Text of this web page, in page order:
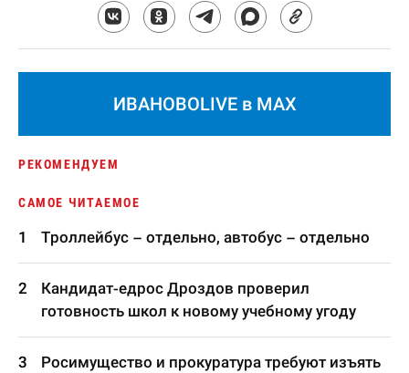
ИВАНОВОLIVE в MAX
РЕКОМЕНДУЕМ
САМОЕ ЧИТАЕМОЕ
Троллейбус – отдельно, автобус – отдельно
Кандидат-едрос Дроздов проверил
готовность школ к новому учебному угоду
Росимущество и прокуратура требуют изъять